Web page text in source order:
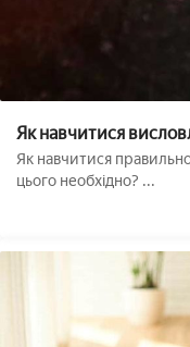
Як навчитися
порад
Як навчитися
цього необхідно? ...